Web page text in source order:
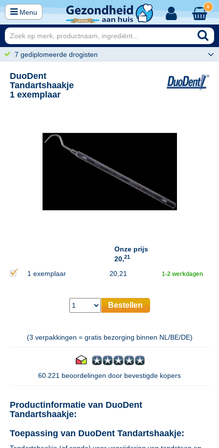
Menu
0
7 gediplomeerde drogisten
DuoDent
Tandartshaakje
1 exemplaar
Onze prijs
20,21
1 exemplaar 20,21 1-2 werkdagen
Bestellen
(3 verpakkingen = gratis bezorging binnen NL/BE/DE)
60.221 beoordelingen door bevestigde kopers
Productinformatie van DuoDent
Tandartshaakje:
Toepassing van DuoDent Tandartshaakje: